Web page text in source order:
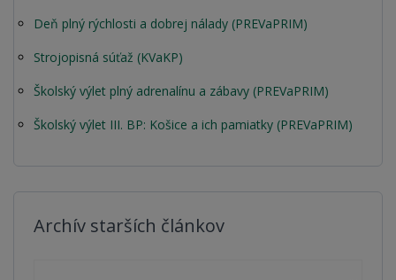
Deň plný rýchlosti a dobrej nálady (PREVaPRIM)
Strojopisná súťaž (KVaKP)
Školský výlet plný adrenalínu a zábavy (PREVaPRIM)
Školský výlet III. BP: Košice a ich pamiatky (PREVaPRIM)
Archív starších článkov